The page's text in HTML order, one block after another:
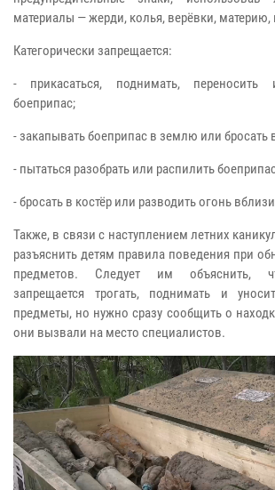
материалы — жерди, колья, верёвки, материю,
Категорически запрещается:
- прикасаться, поднимать, переносить
боеприпас;
- закапывать боеприпас в землю или бросать
- пытаться разобрать или распилить
- бросать в костёр или разводить огонь
Также, в связи с наступлением летних
разъяснить детям правила поведения при
предметов. Следует им объяснить,
запрещается трогать, поднимать и
предметы, но нужно сразу сообщить о
они вызвали на место специалистов.